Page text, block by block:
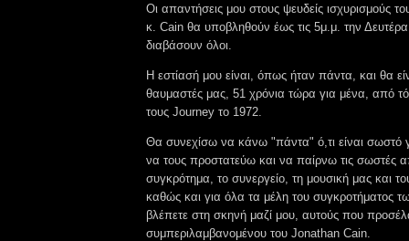
Οι απαντήσεις μου στους ψευδείς ισχυρισμούς
κ. Cain θα υποβληθούν έως τις 5μ.μ. την Δευτέρα
διαβάσουν όλοι.
Η εστίασή μου είναι, όπως ήταν πάντα, και θα
θαυμαστές μας, 51 χρόνια τώρα για μένα, από
τους Journey το 1972.
Θα συνεχίσω να κάνω "πάντα" ό,τι είναι σωστό
να τους προστατεύω και να παίρνω τις σωστές
συγκρότημα, το συνεργείο, τη μουσική μας και
καθώς και για όλα τα μέλη του συγκροτήματος
βλέπετε στη σκηνή μαζί μου, αυτούς που
συμπεριλαμβανομένου του Jonathan Cain.